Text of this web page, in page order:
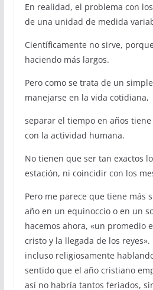
En realidad, el problema con
de una unidad de medida
Científicamente no sirve,
haciendo más largos.
Pero como se trata de un
manejarse en la vida cotidiana,
separar el tiempo en años
con la actividad humana.
No tienen que ser tan exactos
estación, ni coincidir con los
Pero me parece que tiene más
año en un equinoccio o en un
hacemos ahora, «un promedio
cristo y la llegada de los
incluso religiosamente
sentido que el año cristiano
así no habría tantos feriados,